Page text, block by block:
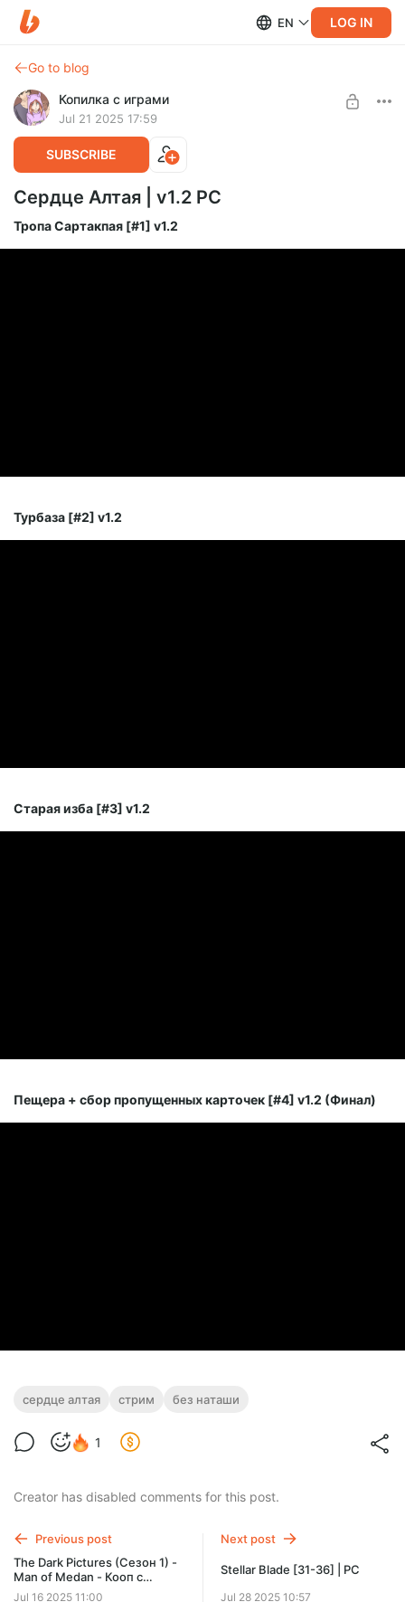
EN LOG IN
Go to blog
Копилка с играми
Jul 21 2025 17:59
SUBSCRIBE
Сердце Алтая | v1.2 PC
Тропа Сартакпая [#1] v1.2
Турбаза [#2] v1.2
Старая изба [#3] v1.2
Пещера + сбор пропущенных карточек [#4] v1.2 (Финал)
сердце алтая стрим без наташи
1
Creator has disabled comments for this post.
Previous post
The Dark Pictures (Сезон 1) -
Man of Medan - Кооп с
SowwaS | PC
Jul 16 2025 11:00
Next post
Stellar Blade [31-36] | PC
Jul 28 2025 10:57